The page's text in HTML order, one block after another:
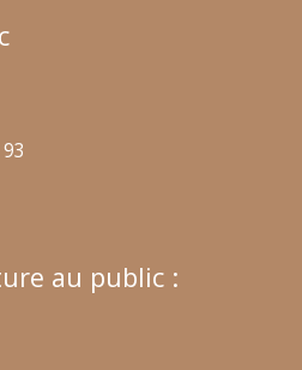
au public :